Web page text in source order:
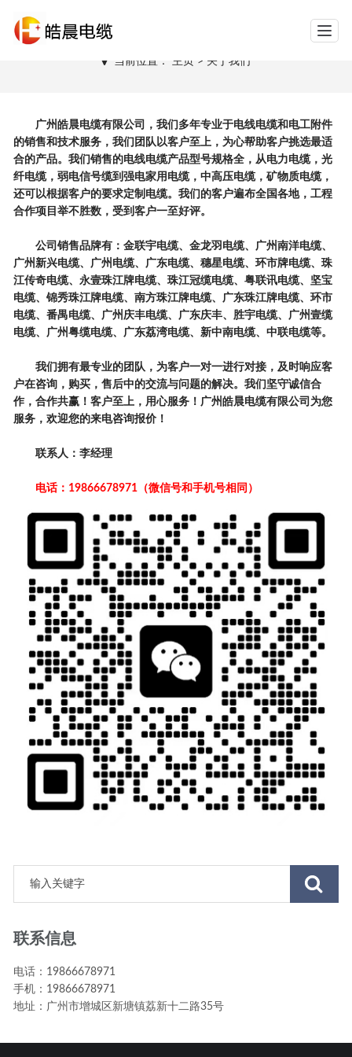
当前位置： 主页 > 关于我们
广州皓晨电缆有限公司，我们多年专业于电线电缆和电工附件
的销售和技术服务，我们团队以客户至上，为心帮助客户挑选最适
合的产品。我们销售的电线电缆产品型号规格全，从电力电缆，光
纤电缆，弱电信号缆到强电家用电缆，中高压电缆，矿物质电缆，
还可以根据客户的要求定制电缆。我们的客户遍布全国各地，工程
合作项目举不胜数，受到客户一至好评。
公司销售品牌有：金联宇电缆、金龙羽电缆、广州南洋电缆、
广州新兴电缆、广州电缆、广东电缆、穗星电缆、环市牌电缆、珠
江传奇电缆、永壹珠江牌电缆、珠江冠缆电缆、粤联讯电缆、坚宝
电缆、锦秀珠江牌电缆、南方珠江牌电缆、广东珠江牌电缆、环市
电缆、番禺电缆、广州庆丰电缆、广东庆丰、胜宇电缆、广州壹缆
电缆、广州粤缆电缆、广东荔湾电缆、新中南电缆、中联电缆等。
我们拥有最专业的团队，为客户一对一进行对接，及时响应客
户在咨询，购买，售后中的交流与问题的解决。我们坚守诚信合
作，合作共赢！客户至上，用心服务！广州皓晨电缆有限公司为您
服务，欢迎您的来电咨询报价！
联系人：李经理
电话：19866678971（微信号和手机号相同）
联系信息
电话：19866678971
手机：19866678971
地址：广州市增城区新塘镇荔新十二路35号
网站导航